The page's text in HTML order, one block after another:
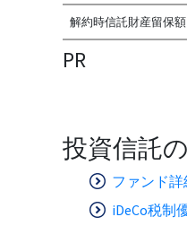
解約時信託財産留保額
PR
投資信託
ファンド詳
iDeCo税制